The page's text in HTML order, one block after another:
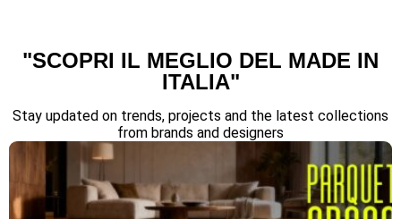
"SCOPRI IL MEGLIO DEL MADE IN
ITALIA"
Stay updated on trends, projects and the latest collections
from brands and designers